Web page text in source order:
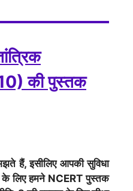
10) की पुस्तक
हैं, इसीलिए आपकी सुविधा
लिए हमने NCERT पुस्तक